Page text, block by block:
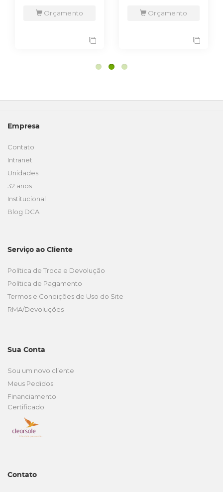
LIGHTERAOrçamento Orçamento
Empresa
Contato
Intranet
Unidades
32 anos
Institucional
Blog DCA
Serviço ao Cliente
Política de Troca e Devolução
Política de Pagamento
Termos e Condições de Uso do Site
RMA/Devoluções
Sua Conta
Sou um novo cliente
Meus Pedidos
Financiamento
Certificado
Contato